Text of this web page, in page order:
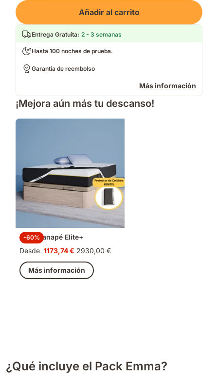
Loading
Añadir al carrito
Entrega Gratuita: 2 - 3 semanas
Hasta 100 noches de prueba.
Garantía de reembolso
Más información
¡Mejora aún más tu descanso!
-60%
Pack Canapé Elite+
Desde
Precio
1173,74 €
1173,74 € Precio
original
2930,00 €
2930,00 €
Más información
¿Qué incluye el Pack Emma?